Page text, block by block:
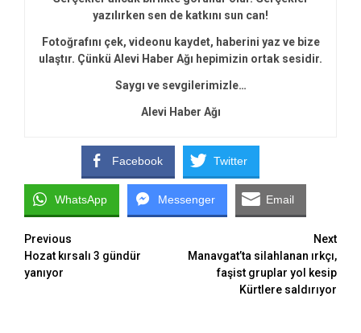
yazılırken sen de katkını sun can!
Fotoğrafını çek, videonu kaydet, haberini yaz ve bize
ulaştır. Çünkü Alevi Haber Ağı hepimizin ortak sesidir.
Saygı ve sevgilerimizle…
Alevi Haber Ağı
Facebook Twitter
WhatsApp Messenger Email
Continue
Reading
Previous
Hozat kırsalı 3 gündür
yanıyor
Next
Manavgat’ta silahlanan ırkçı,
faşist gruplar yol kesip
Kürtlere saldırıyor